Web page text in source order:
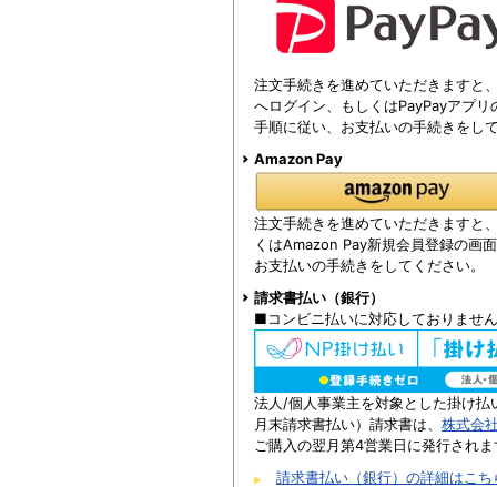
注文手続きを進めていただきますと
へログイン、もしくはPayPayアプ
手順に従い、お支払いの手続きをし
Amazon Pay
注文手続きを進めていただきますと
くはAmazon Pay新規会員登録の画
お支払いの手続きをしてください。
請求書払い（銀行）
■コンビニ払いに対応しておりませ
法人/個人事業主を対象とした掛け
月末請求書払い）請求書は、 株式会
ご購入の翌月第4営業日に発行され
請求書払い（銀行）の詳細はこち